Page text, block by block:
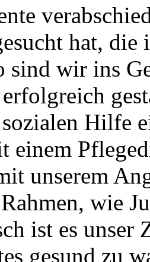
hat, die
wir ins
Hilfe
einem
unserem
wie
ist es unser
gesund zu